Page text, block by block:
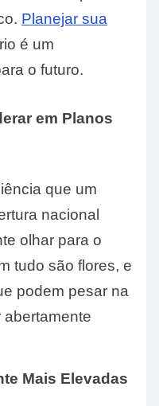
Planejar sua
é um
o futuro.
em Planos
que um
nacional
olhar para o
tudo são flores, e
podem pesar na
Mais Elevadas